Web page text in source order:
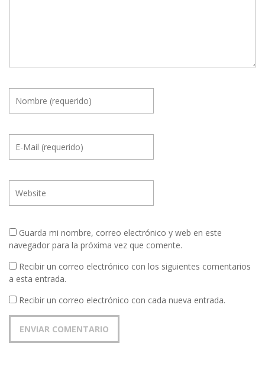
Guarda mi nombre, correo electrónico y web en este
navegador para la próxima vez que comente.
Recibir un correo electrónico con los siguientes comentarios
a esta entrada.
Recibir un correo electrónico con cada nueva entrada.